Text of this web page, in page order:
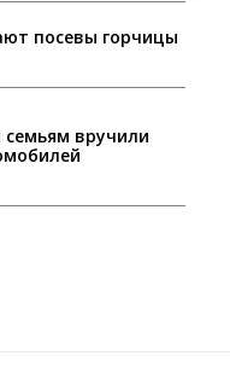
посевы горчицы
вручили
области